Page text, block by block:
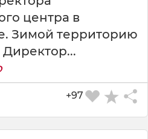
центра в
Зимой территорию
+97